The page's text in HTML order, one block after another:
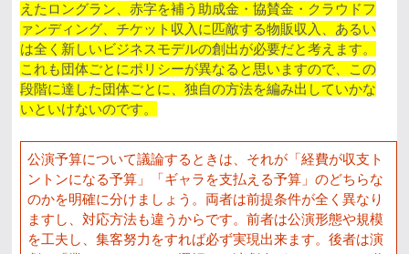
えたロングラン、赤字を補う助成金・協賛金・クラウドフ
ァンディング、チケット収入に匹敵する物販収入、あるい
は全く新しいビジネスモデルの創出が必要だと考えます。
これも団体ごとにポリシーが異なると思いますので、この
段階に達した団体ごとに、独自の方法を編み出していかな
いといけないのです。
公演予算について議論するときは、それが「経費が収支ト
ントンになる予算」「ギャラを支払える予算」のどちらな
のかを明確に分けましょう。両者は前提条件が全く異なり
ますし、対応方法も違うからです。前者は公演形態や規模
を工夫し、集客努力をすれば必ず実現出来ます。後者は演